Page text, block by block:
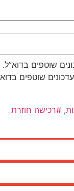
שוטפים בדוא”ל.
שוטפים
, רכישה חוזרת